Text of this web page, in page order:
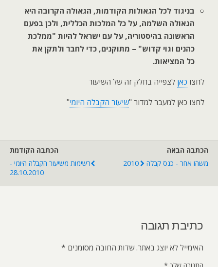
בניגוד לכל הגאולות הקודמות, הגאולה הקרובה היא
הגאולה השלמה, על כל המלכות הכללית, ולכן בפעם
הראשונה בהיסטוריה, על עם ישראל להיות "ממלכת
כהנים וגוי קדוש" – מתוקנים, כדי לחבר ולתקן את
כל המציאות.
לחצו כאן לצפייה בחלק זה של השיעור
לחצו כאן למעבר למדור "שיעור הקבלה היומי"
הכתבה הקודמת
רשימות משיעור הקבלה היומי -
28.10.2010
הכתבה הבאה
משהו אחר - כנס קבלה 2010
כתיבת תגובה
האימייל לא יוצג באתר.שדות החובה מסומנים *